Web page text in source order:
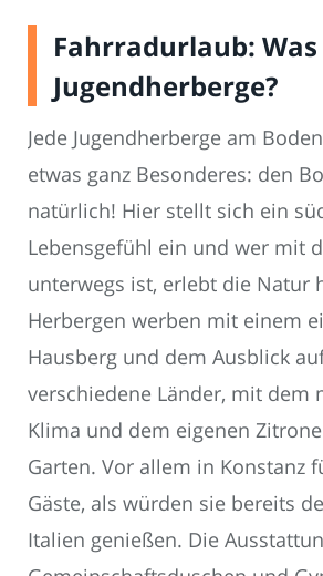
Fahrradurlaub:
Jugendherberge?
Jede Jugendherberge am
etwas ganz Besonderes: den
natürlich! Hier stellt sich ein
Lebensgefühl ein und wer mit
unterwegs ist, erlebt die Natur
Herbergen werben mit einem
Hausberg und dem Ausblick
verschiedene Länder, mit dem
Klima und dem eigenen
Garten. Vor allem in Konstanz
Gäste, als würden sie bereits
Italien genießen. Die